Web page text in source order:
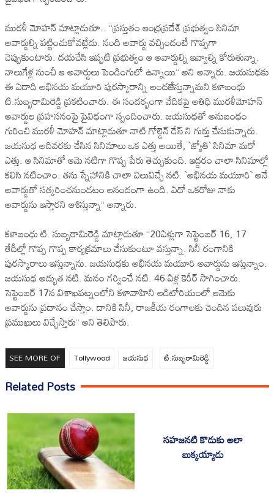
ముర‌ళీ మోహ‌న్ మాట్లాడుతూ.. “ప్రస్తుతం ఆంధ్రప్రదేశ్ ప్రభుత్వం సినిమా
అవార్డుల్ని పట్టించుకోవట్లేదు. నంది అవార్డు వచ్చిందంటే గొప్పగా
చెప్పుకుంటారు. దయచేసి ఇప్పటి ప్రభుత్వం ఆ అవార్డుల్ని ఇవ్వాల్ని కోరుతున్నా.
నాలుగేళ్ల నుంచీ ఆ అవార్డులు పెండింగులో ఉన్నాయి“ అని అన్నారు. జ‌య‌సుధ‌కు
ఈ ఏడాది అభిన‌య మ‌యూరి పుర‌స్కారాన్ని అంద‌జేస్తున్నామ‌ని క‌ళాబంధు
టి.సుబ్బ‌రామిరెడ్డి ప్ర‌క‌టించారు. ఈ సంద‌ర్భంగా వేదిక‌పై అతిధి ముర‌ళీమోహన్
అవార్డుల ప్ర‌హ‌స‌నంపై పైవిధంగా స్పందించారు. జ‌య‌సుధ‌తో అనుబంధం
గురించి ముర‌ళీ మోహ‌న్ మాట్లాడుతూ నాటి గోల్డెన్ డేస్ ని గుర్తు చేసుకున్నారు.
జయసుధ అదివరకు చేసిన సినిమాలు ఒక ఎత్తు అయితే, `జ్యోతి` సినిమా మరో
ఎత్తు. ఆ సినిమాతో ఆమె నటిగా గొప్ప‌ పేరు తెచ్చుకుంది. ఇద్దరం చాలా సినిమాల్లో
కలిసి నటించాం. తను స్నేహానికి చాలా విలువిచ్చే నటి. `అభినయ మయూరి` అనే
అవార్డుతో సత్కరించనుండటం ఆనందంగా ఉంది. ఏదో ఒకరోజు నాకు
అవార్డును ఇస్తారని ఆశిస్తున్నా“ అన్నారు.
కళాబంధు టి. సుబ్బరామిరెడ్డి మాట్లాడుతూ “20ఏళ్లుగా సెప్టెంబర్ 16, 17
తేదీల్లో గొప్ప గొప్ప కార్యక్రమాలు చేసుకుంటూ వస్తున్నా. సినీ రంగానికి
పుర‌స్కారాలు ఇస్తున్నాను. జ‌యసుధకు అభినయ మయూరి అవార్డును ఇస్తున్నాం.
జ‌య‌సుధ‌ అద్భుత నటి. మనం గర్వించే నటి. 46 ఏళ్ల కెరీర్ సాగించారు.
సెప్టెంబర్ 17న విశాఖపట్నంలోని కళావాహిని ఆడిటోరియంలో ఆమెకు
అవార్డును ప్రదానం చేస్తాం. దానికి సినీ, రాజకీయ రంగాలకు చెందిన పలువురు
ప్రముఖులు విచ్చేస్తారు“ అని తెలిపారు.
SEE MORE OF Tollywood జయసుధ టి.సుబ్బ‌రామిరెడ్డి
Related Posts
స‌హ‌జ‌న‌టి కొడుకు అలా
బుక్క‌య్యాడు